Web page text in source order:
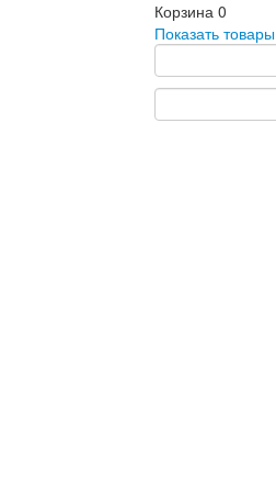
Корзина 0
Показать товары